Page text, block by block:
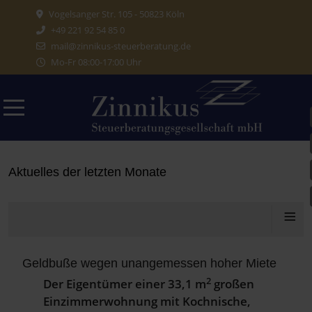
Vogelsanger Str. 105 - 50823 Köln
+49 221 92 54 85 0
mail@zinnikus-steuerberatung.de
Mo-Fr 08:00-17:00 Uhr
Aktuelles aus dem Steuerrecht
Aktuelles der letzten Monate
≡
Geldbuße wegen unangemessen hoher Miete
Der Eigentümer einer 33,1 m2 großen
Einzimmerwohnung mit Kochnische,